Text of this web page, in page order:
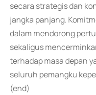
secara strategis dan
jangka panjang.
dalam mendorong
sekaligus
terhadap masa depan
seluruh pemangku
(end)